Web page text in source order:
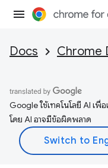
Docs Chrome
Google ใช้เทคโนโลยี AI เ
โดย AI อาจมีข้อผิดพลาด